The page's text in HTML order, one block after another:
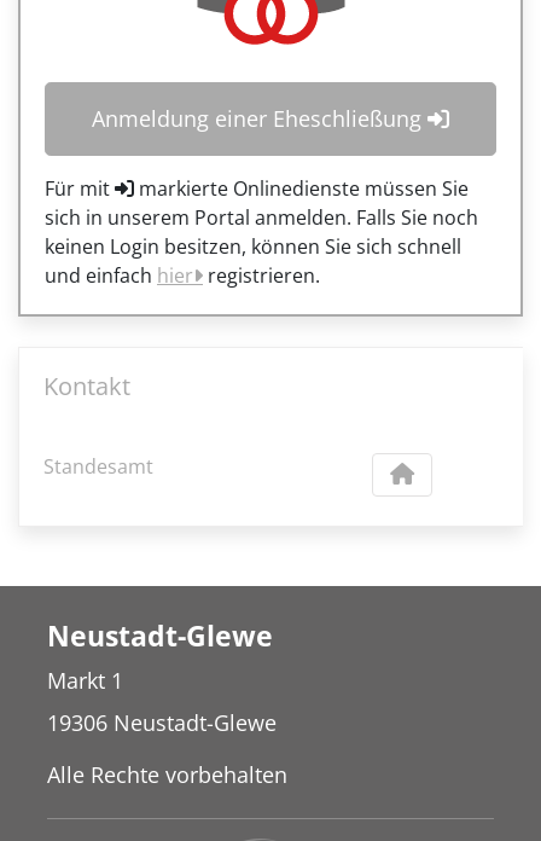
Anmeldung einer Eheschließung
Für mit
markierte Onlinedienste müssen Sie
sich in unserem Portal anmelden. Falls Sie noch
keinen Login besitzen, können Sie sich schnell
und einfach hier registrieren.
Kontakt
Standesamt
Neustadt-Glewe
Markt 1
19306 Neustadt-Glewe
Alle Rechte vorbehalten